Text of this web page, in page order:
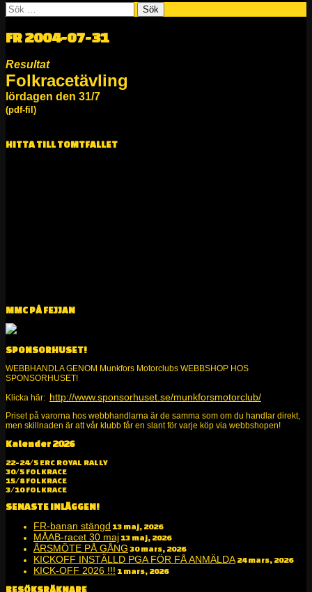
Sök
efter:
FR 2004-07-31
Resultat
Folkracetävling
lördagen den 31/7
(pdf-fil)
HITTA TILL TOMTFALLET
MMC PÅ FEJJAN
SPONSORHUSET!
WEBBHANDLA GENOM Munkfors Motorclubs WEBBSHOP HOS
SPONSORHUSET!
Klicka här: http://www.sponsorhuset.se/munkforsmotorclub/
Priset på varorna hos webbhandlarna är de samma som om du handlar direkt,
men skillnaden är att vår klubb får en slant för varje köp via webbshopen!
Alltid kul på två och fyra hjul!
Kalender 2026
22-24/5 ERC ROYAL RALLY
30/5 FOLKRACE
15/8 FOLKRACE
3/10 FOLKRACE
SENASTE INLÄGGEN!
FR-banan stängd 13 maj, 2026
MÅAB-racet 30 maj 13 maj, 2026
ÅRSMÖTE PÅ GÅNG 30 mars, 2026
KICKOFF INSTÄLLD PGA FÖR FÅ ANMÄLDA 24 mars, 2026
KICK-OFF 2026 !!! 1 mars, 2026
BESÖKSRÄKNARE